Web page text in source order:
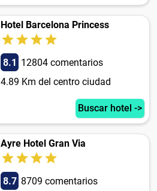
Hotel Barcelona Princess
8.1 12804 comentarios
4.89 Km del centro ciudad
Buscar hotel ->
Ayre Hotel Gran Via
8.7 8709 comentarios